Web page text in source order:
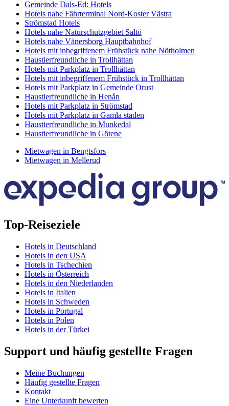
Gemeinde Dals-Ed: Hotels
Hotels nahe Fährterminal Nord-Koster Västra
Strömstad Hotels
Hotels nahe Naturschutzgebiet Saltö
Hotels nahe Vänersborg Hauptbahnhof
Hotels mit inbegriffenem Frühstück nahe Nötholmen
Haustierfreundliche in Trollhättan
Hotels mit Parkplatz in Trollhättan
Hotels mit inbegriffenem Frühstück in Trollhättan
Hotels mit Parkplatz in Gemeinde Orust
Haustierfreundliche in Henån
Hotels mit Parkplatz in Strömstad
Hotels mit Parkplatz in Gamla staden
Haustierfreundliche in Munkedal
Haustierfreundliche in Götene
Mietwagen in Bengtsfors
Mietwagen in Mellerud
Top-Reiseziele
Hotels in Deutschland
Hotels in den USA
Hotels in Tschechien
Hotels in Österreich
Hotels in den Niederlanden
Hotels in Italien
Hotels in Schweden
Hotels in Portugal
Hotels in Polen
Hotels in der Türkei
Support und häufig gestellte Fragen
Meine Buchungen
Häufig gestellte Fragen
Kontakt
Eine Unterkunft bewerten